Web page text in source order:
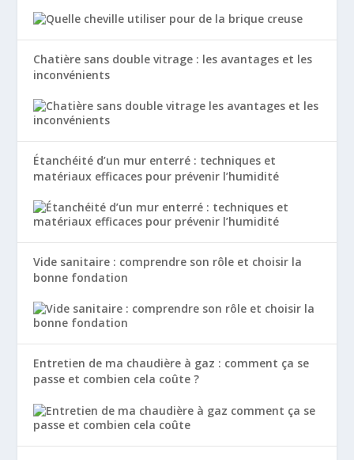
Chatière sans double vitrage : les avantages et les
inconvénients
Étanchéité d’un mur enterré : techniques et
matériaux efficaces pour prévenir l’humidité
Vide sanitaire : comprendre son rôle et choisir la
bonne fondation
Entretien de ma chaudière à gaz : comment ça se
passe et combien cela coûte ?